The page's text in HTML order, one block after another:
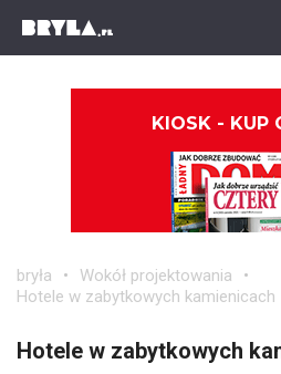
KIOSK - KUP
bryła
Wokół projektowania
Hotele w zabytkowych kamienicach
Hotele w zabytkowych